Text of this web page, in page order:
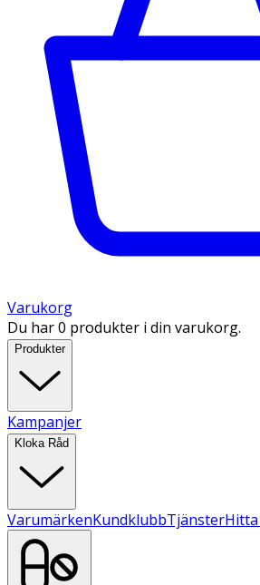
Varukorg
Du har 0 produkter i din varukorg.
Produkter
Kampanjer
Kloka Råd
VarumärkenKundklubbTjänster